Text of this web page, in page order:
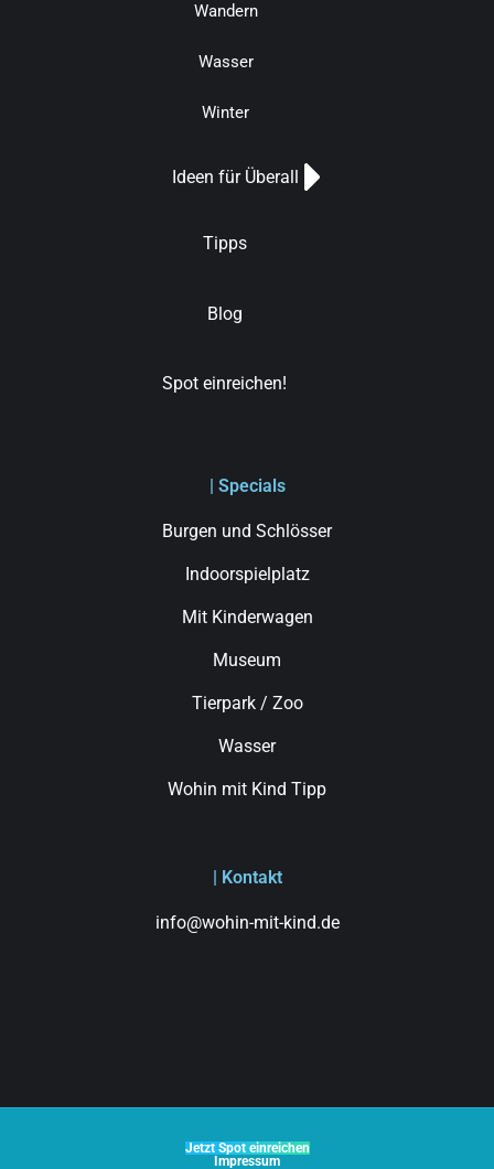
Wandern
Wasser
Winter
Ideen für Überall
Tipps
Blog
Spot einreichen!
| Specials
Burgen und Schlösser
Indoorspielplatz
Mit Kinderwagen
Museum
Tierpark / Zoo
Wasser
Wohin mit Kind Tipp
| Kontakt
info@wohin-mit-kind.de
Jetzt Spot einreichen
Impressum